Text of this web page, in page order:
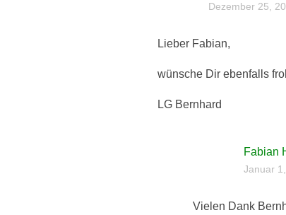
Dezember 25,
Lieber Fabian,
wünsche Dir ebenfalls
LG Bernhard
Fabian
Januar
Vielen Dank